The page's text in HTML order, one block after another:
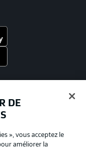
DE
», vous acceptez le
améliorer la